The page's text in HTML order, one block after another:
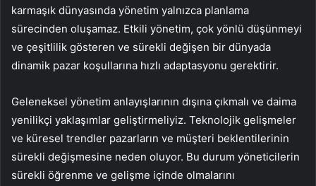
karmaşık dünyasında yönetim yalnızca planlama
sürecinden oluşamaz. Etkili yönetim, çok yönlü düşünmeyi
ve çeşitlilik gösteren ve sürekli değişen bir dünyada
dinamik pazar koşullarına hızlı adaptasyonu gerektirir.
Geleneksel yönetim anlayışlarının dışına çıkmalı ve daima
yenilikçi yaklaşımlar geliştirmeliyiz. Teknolojik gelişmeler
ve küresel trendler pazarların ve müşteri beklentilerinin
sürekli değişmesine neden oluyor. Bu durum yöneticilerin
sürekli öğrenme ve gelişme içinde olmalarını